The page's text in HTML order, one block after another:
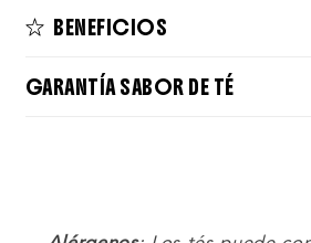
BENEFICIOS
GARANTÍA SABOR DE TÉ